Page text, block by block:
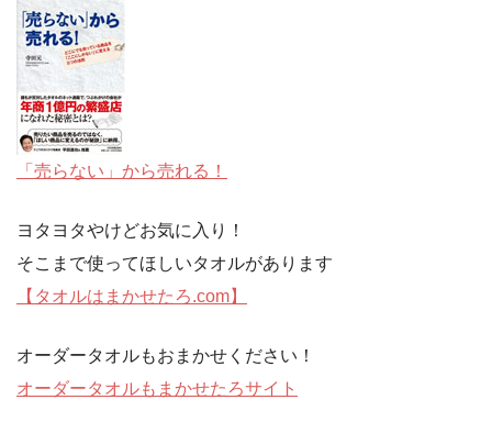
「売らない」から売れる！
ヨタヨタやけどお気に入り！
そこまで使ってほしいタオルがあります
【タオルはまかせたろ.com】
オーダータオルもおまかせください！
オーダータオルもまかせたろサイト